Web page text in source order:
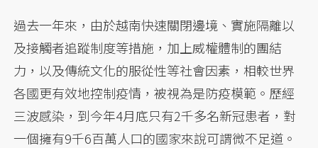
過去一年來，由於越南快速關閉邊境、實施隔離以
及接觸者追蹤制度等措施，加上威權體制的團結
力，以及傳統文化的服從性等社會因素，相較世界
各國更有效地控制疫情，被視為是防疫模範。歷經
三波感染，到今年4月底只有2千多名新冠患者，對
一個擁有9千6百萬人口的國家來說可謂微不足道。